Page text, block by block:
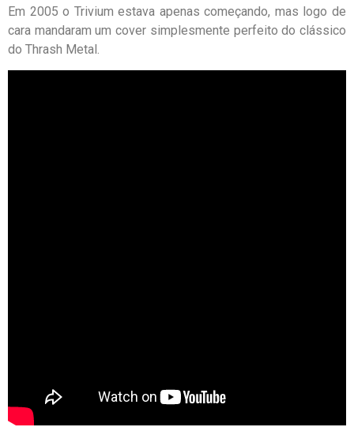
Em 2005 o Trivium estava apenas começando, mas logo de
cara mandaram um cover simplesmente perfeito do clássico
do Thrash Metal.